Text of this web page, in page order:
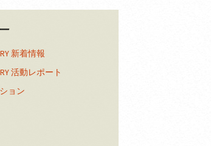
新着情報
活動レポート
ョン